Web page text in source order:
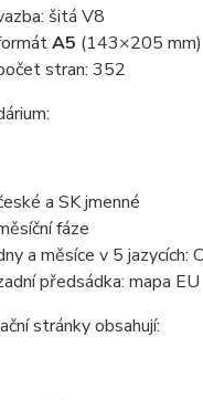
šitá V8
A5 (143×205 mm)
stran: 352
a SK jmenné
fáze
a měsíce v 5 jazycích:
předsádka: mapa EU
stránky obsahují: